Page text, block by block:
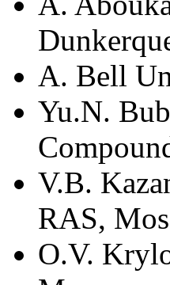
A. Bell
Yu.N.
V.B.
RAS,
O.V.